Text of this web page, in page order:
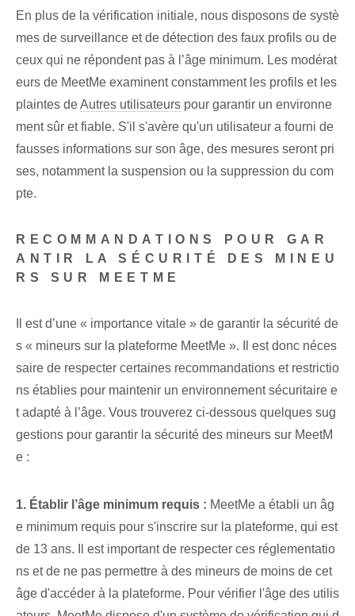
En plus de la vérification initiale, nous disposons de systè
mes de surveillance et de détection des faux profils ou de
ceux qui ne répondent pas à l’âge minimum. Les modérat
eurs de MeetMe examinent constamment les profils et les
plaintes deAutres utilisateurs pour garantir un environne
ment sûr et fiable. S'il s'avère qu'un utilisateur a fourni de
fausses informations sur son âge, des mesures seront pri
ses, notamment la suspension ou la suppression du com
pte.
RECOMMANDATIONS POUR GAR
ANTIR LA SÉCURITÉ DES MINEU
RS SUR MEETME
Il est d’une « importance vitale » de garantir la sécurité de
s « mineurs sur la plateforme MeetMe ». Il est donc néces
saire de respecter certaines recommandations et restrictio
ns établies pour maintenir un environnement sécuritaire e
t adapté à l’âge. Vous trouverez ci-dessous quelques sug
gestions pour garantir la sécurité des mineurs sur MeetM
e :
1. Établir l’âge minimum requis : MeetMe a établi un âg
e minimum requis pour s'inscrire sur la plateforme, qui est
de 13 ans. Il est important de respecter ces réglementatio
ns et de ne pas permettre à des mineurs de moins de cet
âge d'accéder à la plateforme. Pour vérifier l'âge des utilis